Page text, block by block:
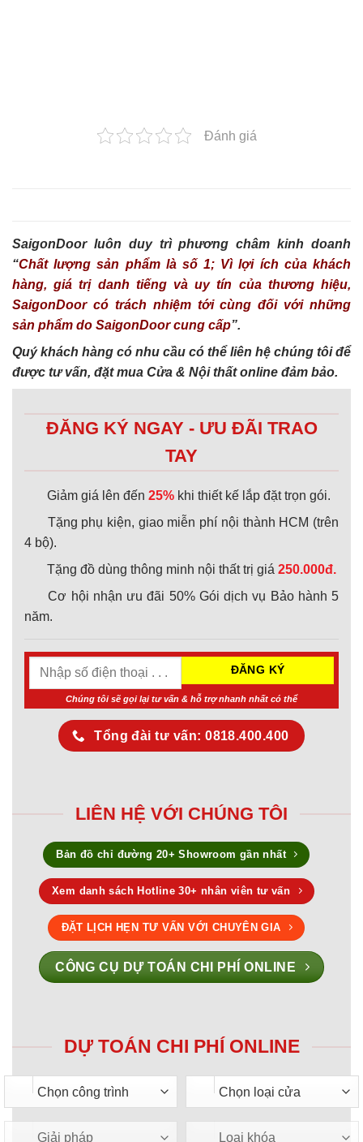
Đánh giá
SaigonDoor luôn duy trì phương châm kinh doanh
“Chất lượng sản phẩm là số 1; Vì lợi ích của khách
hàng, giá trị danh tiếng và uy tín của thương hiệu,
SaigonDoor có trách nhiệm tới cùng đối với những
sản phẩm do SaigonDoor cung cấp”.
Quý khách hàng có nhu cầu có thể liên hệ chúng tôi để
được tư vấn, đặt mua Cửa & Nội thất online đảm bảo.
ĐĂNG KÝ NGAY - ƯU ĐÃI TRAO
TAY
Giảm giá lên đến 25% khi thiết kế lắp đặt trọn gói.
Tặng phụ kiện, giao miễn phí nội thành HCM (trên
4 bộ).
Tặng đồ dùng thông minh nội thất trị giá 250.000đ.
Cơ hội nhận ưu đãi 50% Gói dịch vụ Bảo hành 5
năm.
Chúng tôi sẽ gọi lại tư vấn & hỗ trợ nhanh nhất có thể
Tổng đài tư vấn: 0818.400.400
LIÊN HỆ VỚI CHÚNG TÔI
Bản đồ chỉ đường 20+ Showroom gần nhất
Xem danh sách Hotline 30+ nhân viên tư vấn
ĐẶT LỊCH HẸN TƯ VẤN VỚI CHUYÊN GIA
CÔNG CỤ DỰ TOÁN CHI PHÍ ONLINE
DỰ TOÁN CHI PHÍ ONLINE